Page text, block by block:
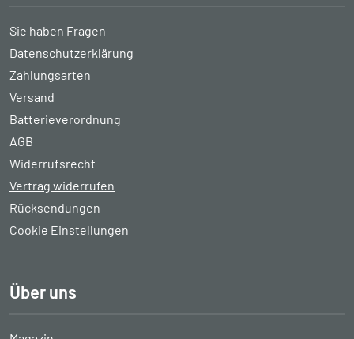
Sie haben Fragen
Datenschutzerklärung
Zahlungsarten
Versand
Batterieverordnung
AGB
Widerrufsrecht
Vertrag widerrufen
Rücksendungen
Cookie Einstellungen
Über uns